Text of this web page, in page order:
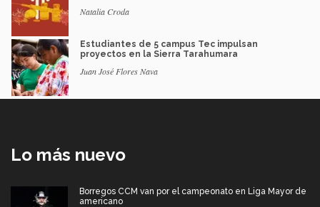
Natalia Croda
Estudiantes de 5 campus Tec impulsan
proyectos en la Sierra Tarahumara
Juan José Flores Nava
Lo más nuevo
Borregos CCM van por el campeonato en Liga Mayor de
americano